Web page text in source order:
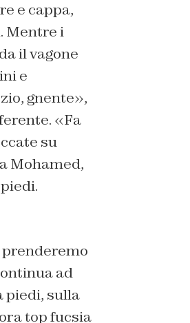
e cappa,
Mentre i
il vagone
e
gnente»,
«Fa
su
Mohamed,
prenderemo
ad
piedi, sulla
top fucsia